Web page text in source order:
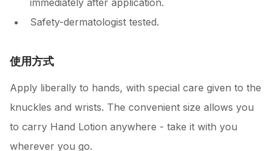
Safety-dermatologist tested.
使用方式
Apply liberally to hands, with special care given to the
knuckles and wrists. The convenient size allows you
to carry Hand Lotion anywhere - take it with you
wherever you go.